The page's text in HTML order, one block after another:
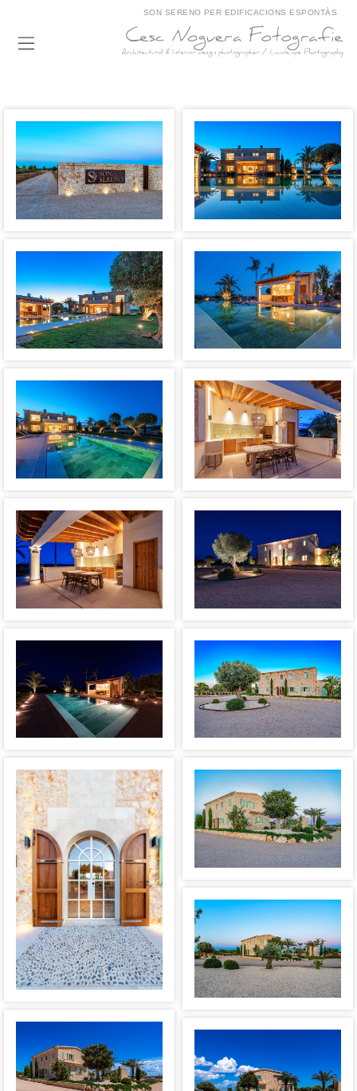
SON SERENO PER EDIFICACIONS ESPONTÀS